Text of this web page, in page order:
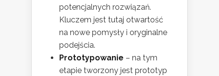
potencjalnych rozwiązań.
Kluczem jest tutaj otwartość
na nowe pomysły i oryginalne
podejścia.
Prototypowanie – na tym
etapie tworzony jest prototyp